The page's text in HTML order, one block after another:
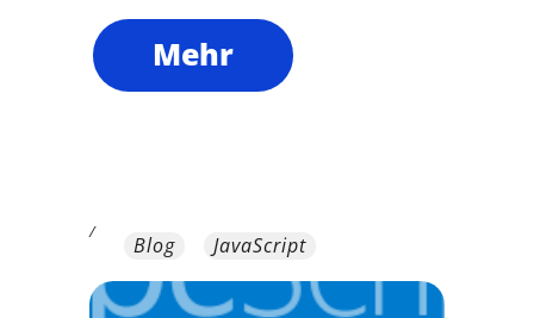
Mehr
/
Blog JavaScript